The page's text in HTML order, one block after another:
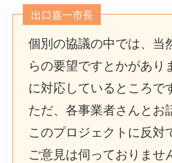
出口嘉一市長
個別の協議の中では、当
らの要望ですとかがあり
に対応しているところで
ただ、各事業者さんとお
このプロジェクトに反対
ご意見は伺っておりませ